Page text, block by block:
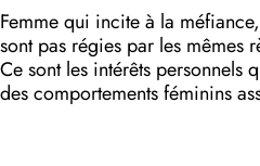
Femme qui incite à la
sont pas régies par les mêmes
Ce sont les intérêts personnels
des comportements féminins